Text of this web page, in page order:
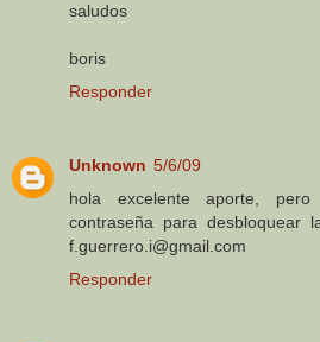
saludos
boris
Responder
Unknown 5/6/09
hola excelente aporte,
contraseña para desbloquear
f.guerrero.i@gmail.com
Responder